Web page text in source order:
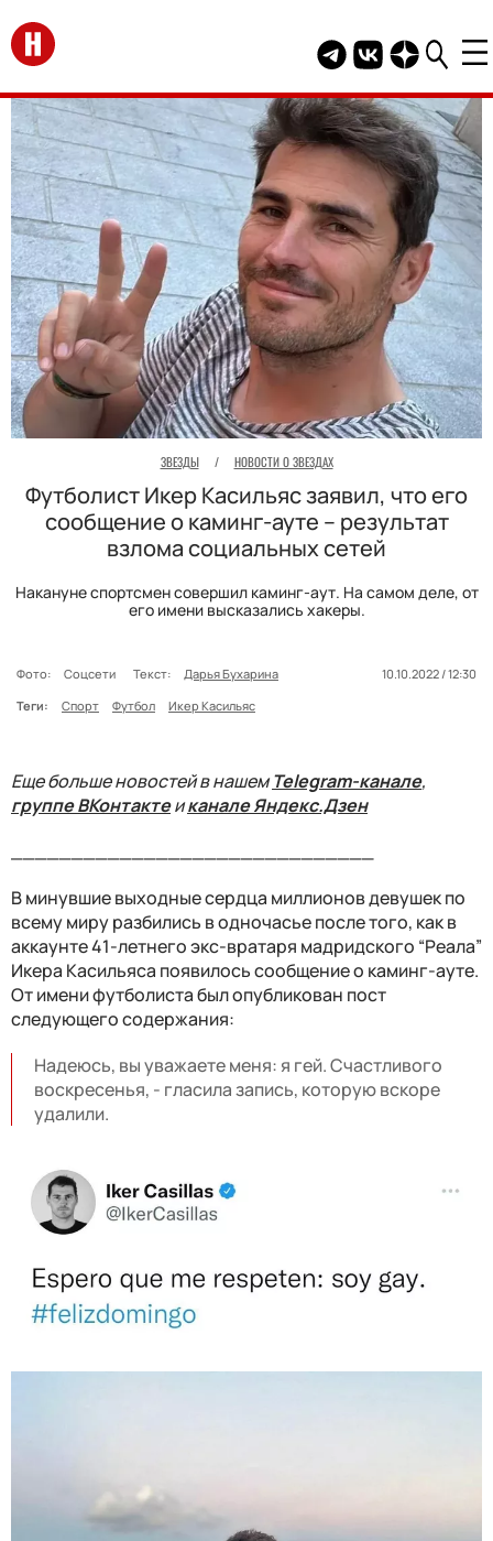
Перейти на главную
Telegram канал
Группа HELLO
Канал
ЗВЕЗДЫ / НОВОСТИ О ЗВЕЗДАХ
Футболист Икер Касильяс заявил, что его
сообщение о каминг-ауте – результат
взлома социальных сетей
Накануне спортсмен совершил каминг-аут. На самом деле, от
его имени высказались хакеры.
Фото: Соцсети Текст: Дарья Бухарина
10.10.2022 / 12:30
Теги:
Спорт Футбол Икер Касильяс
Еще больше новостей в нашемTelegram-канале,
группе ВКонтактеиканале Яндекс.Дзен
В минувшие выходные сердца миллионов девушек по
всему миру разбились в одночасье после того, как в
аккаунте 41-летнего экс-вратаря мадридского “Реала”
Икера Касильяса появилось сообщение о каминг-ауте.
От имени футболиста был опубликован пост
следующего содержания:
Надеюсь, вы уважаете меня: я гей. Счастливого
воскресенья, - гласила запись, которую вскоре
удалили.